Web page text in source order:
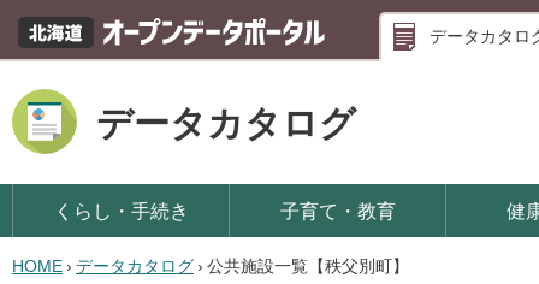
データカタロ
データカタログ
くらし・手続き 子育て・教育 健
HOME› データカタログ› 公共施設一覧【秩父別町】